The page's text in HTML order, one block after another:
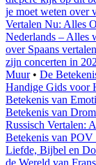
je moet weten over
Vertalen Nu: Alles
Nederlands – Alles
over Spaans vertalen
zijn concerten in
Muur• De
Handige Gids voor
Betekenis van
Betekenis van
Russisch Vertalen:
Betekenis van
Liefde, Bijbel en
de Wereld van